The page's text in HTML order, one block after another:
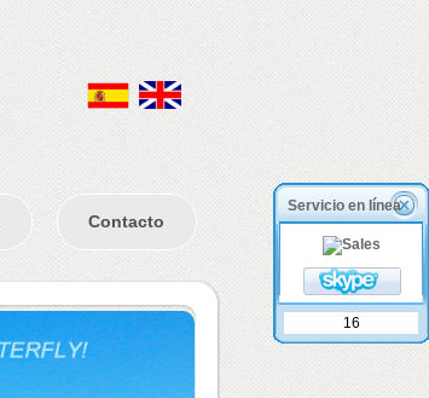
Contacto
Servicio en línea
16